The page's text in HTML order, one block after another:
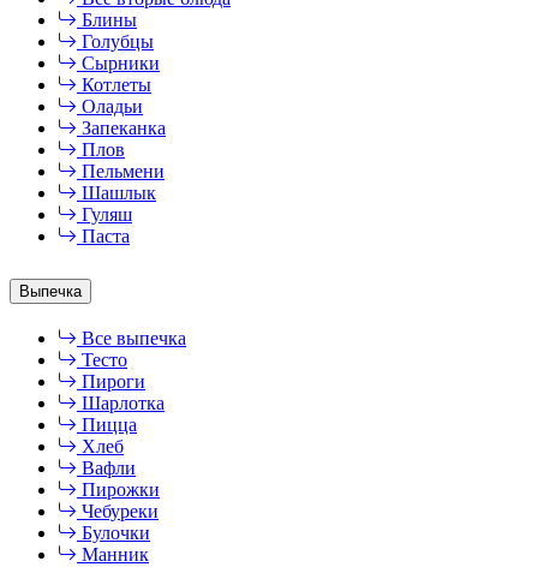
Блины
Голубцы
Сырники
Котлеты
Оладьи
Запеканка
Плов
Пельмени
Шашлык
Гуляш
Паста
Выпечка
Все выпечка
Тесто
Пироги
Шарлотка
Пицца
Хлеб
Вафли
Пирожки
Чебуреки
Булочки
Манник